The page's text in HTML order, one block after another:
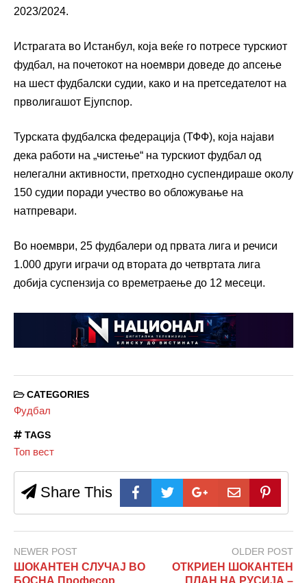
2023/2024.
Истрагата во Истанбул, која веќе го потресе турскиот
фудбал, на почетокот на ноември доведе до апсење
на шест фудбалски судии, како и на претседателот на
прволигашот Ејупспор.
Турската фудбалска федерација (ТФФ), која најави
дека работи на „чистење“ на турскиот фудбал од
нелегални активности, претходно суспендираше околу
150 судии поради учество во обложување на
натпревари.
Во ноември, 25 фудбалери од првата лига и речиси
1.000 други играчи од втората до четвртата лига
добија суспензија со времетраење до 12 месеци.
CATEGORIES
Фудбал
TAGS
Топ вест
Share This
NEWER POST
ШОКАНТЕН СЛУЧАЈ ВО
БОСНА Професор
OLDER POST
ОТКРИЕН ШОКАНТЕН
ПЛАН НА РУСИЈА –